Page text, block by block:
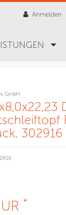
Anmelden
GmbH
302916
*